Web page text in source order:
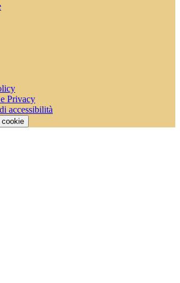
Privacy
accessibilità
cookie